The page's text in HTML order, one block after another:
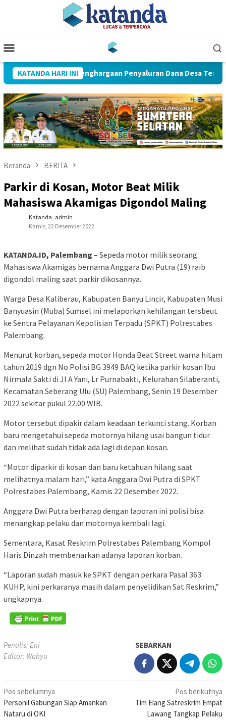
Mobile
KATANDA HARI INI
Muba Raih Penghargaan Penyaluran Dana Desa Tercepat
Beranda BERITA
Parkir di Kosan, Motor Beat Milik
Mahasiswa Akamigas Digondol Maling
Katanda_admin
Kamis, 22 Desember 2022
KATANDA.ID, Palembang – Sepeda motor milik seorang
Mahasiswa Akamigas bernama Anggara Dwi Putra (19) raib
digondol maling saat parkir dikosannya.
Warga Desa Kaliberau, Kabupaten Banyu Lincir, Kabupaten Musi
Banyuasin (Muba) Sumsel ini melaporkan kehilangan tersbeut
ke Sentra Pelayanan Kepolisian Terpadu (SPKT) Polrestabes
Palembang.
Menurut korban, sepeda motor Honda Beat Street warna hitam
tahun 2019 dgn No Polisi BG 3949 BAQ ketika parkir kosan Ibu
Nirmala Sakti di Jl A Yani, Lr Purnabakti, Kelurahan Silaberanti,
Kecamatan Seberang Ulu (SU) Palembang, Senin 19 Desember
2022 sekitar pukul 22.00 WIB.
Motor tersebut dipakir dalam keadaan terkunci stang. Korban
baru mengetahui sepeda motornya hilang usai bangun tidur
dan melihat sudah tidak ada lagi di depan kosan.
“Motor diparkir di kosan dan baru ketahuan hilang saat
melihatnya malam hari,” kata Anggara Dwi Putra di SPKT
Polrestabes Palembang, Kamis 22 Desember 2022.
Anggara Dwi Putra berharap dengan laporan ini polisi bisa
menangkap pelaku dan motornya kembali lagi.
Sementara, Kasat Reskrim Polrestabes Palembang Kompol
Haris Dinzah membenarkan adanya laporan korban.
“Laporan sudah masuk ke SPKT dengan perkara Pasal 363
KUHP, kini perkaranya masih dalam penyelidikan Sat Reskrim,”
ungkapnya.
Penulis: Eni
Editor: Wahyu
SEBARKAN
Navigasi
pos
Pos sebelumnya
Personil Gabungan Siap Amankan
Nataru di OKI
Pos berikutnya
Tim Elang Satreskrim Empat
Lawang Tangkap Pelaku